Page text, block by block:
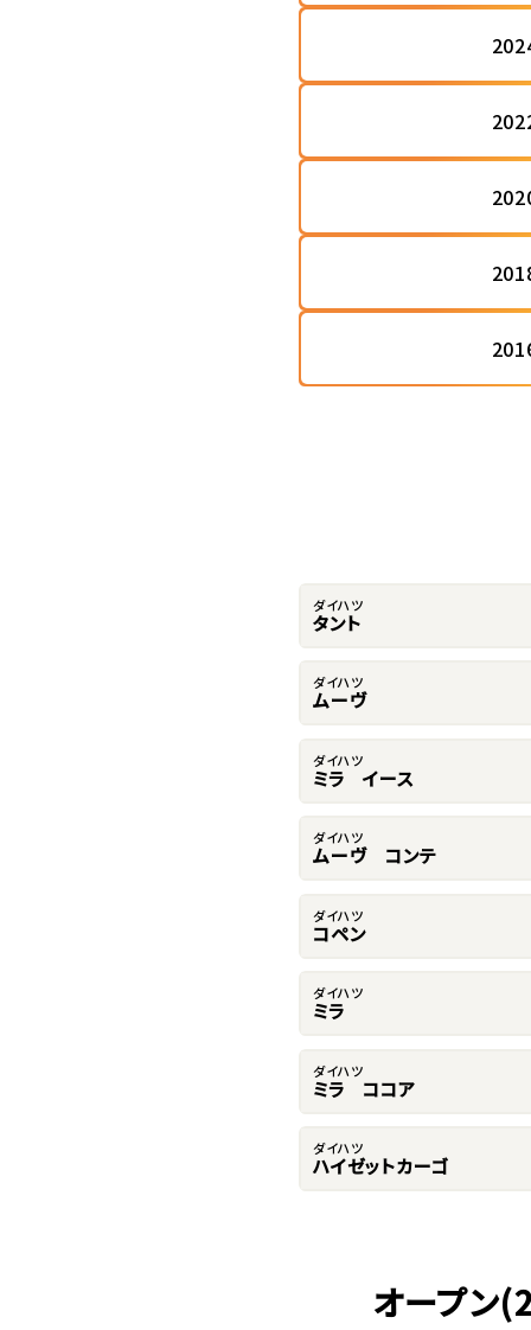
ダイハツ
タント
ダイハツ
ムーヴ
ダイハツ
ミラ イース
ダイハツ
ムーヴ コンテ
ダイハツ
コペン
ダイハツ
ミラ
ダイハツ
ミラ ココア
ダイハツ
ハイゼットカーゴ
オープン